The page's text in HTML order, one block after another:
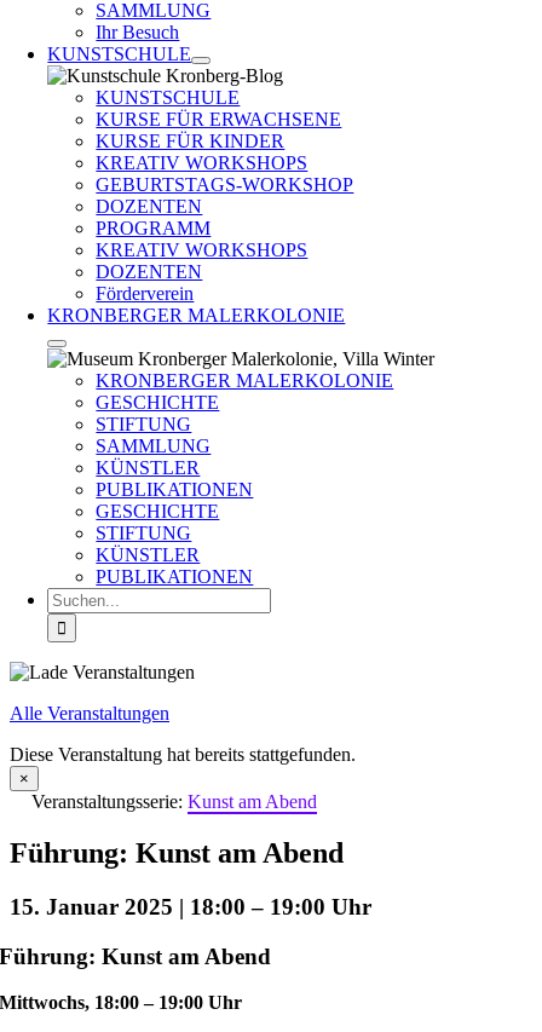
SAMMLUNG
Ihr Besuch
KUNSTSCHULE
KUNSTSCHULE
KURSE FÜR ERWACHSENE
KURSE FÜR KINDER
KREATIV WORKSHOPS
GEBURTSTAGS-WORKSHOP
DOZENTEN
PROGRAMM
KREATIV WORKSHOPS
DOZENTEN
Förderverein
KRONBERGER MALERKOLONIE
KRONBERGER MALERKOLONIE
GESCHICHTE
STIFTUNG
SAMMLUNG
KÜNSTLER
PUBLIKATIONEN
GESCHICHTE
STIFTUNG
KÜNSTLER
PUBLIKATIONEN
Suche
nach:
Alle Veranstaltungen
Diese Veranstaltung hat bereits stattgefunden.
×
Veranstaltungsserie: Kunst am Abend
Führung: Kunst am Abend
15. Januar 2025 | 18:00 – 19:00
Führung: Kunst am Abend
Mittwochs, 18:00 – 19:00 Uhr